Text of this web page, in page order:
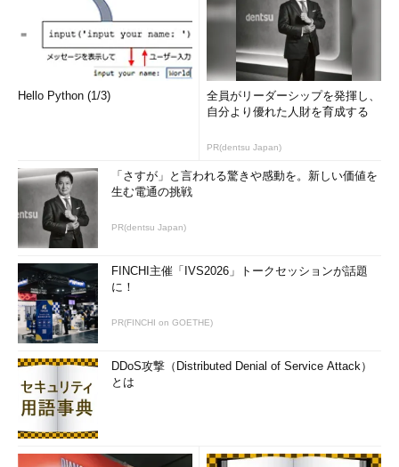
Hello Python (1/3)
全員がリーダーシップを発揮し、
自分より優れた人財を育成する
PR(dentsu Japan)
「さすが」と言われる驚きや感動を。新しい価値を
生む電通の挑戦
PR(dentsu Japan)
FINCHI主催「IVS2026」トークセッションが話題
に！
PR(FINCHI on GOETHE)
DDoS攻撃（Distributed Denial of Service Attack）
とは